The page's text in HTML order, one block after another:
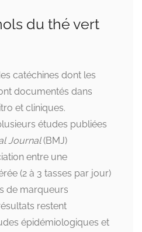
du thé vert
catéchines dont les
documentés dans
et cliniques.
études publiées
Journal(BMJ)
entre une
(2 à 3 tasses par jour)
de marqueurs
restent
épidémiologiques et